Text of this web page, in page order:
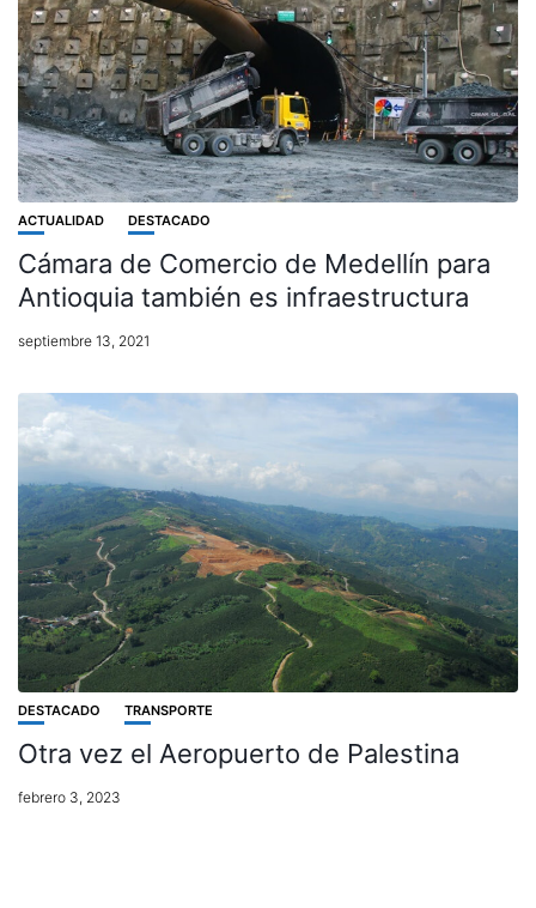
ACTUALIDAD DESTACADO
Cámara de Comercio de Medellín para
Antioquia también es infraestructura
septiembre 13, 2021
DESTACADO TRANSPORTE
Otra vez el Aeropuerto de Palestina
febrero 3, 2023